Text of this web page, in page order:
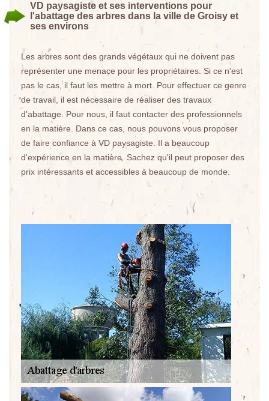
VD paysagiste et ses interventions pour
l'abattage des arbres dans la ville de Groisy et
ses environs
Les arbres sont des grands végétaux qui ne doivent pas
représenter une menace pour les propriétaires. Si ce n'est
pas le cas, il faut les mettre à mort. Pour effectuer ce genre
de travail, il est nécessaire de réaliser des travaux
d'abattage. Pour nous, il faut contacter des professionnels
en la matière. Dans ce cas, nous pouvons vous proposer
de faire confiance à VD paysagiste. Il a beaucoup
d'expérience en la matière. Sachez qu'il peut proposer des
prix intéressants et accessibles à beaucoup de monde.